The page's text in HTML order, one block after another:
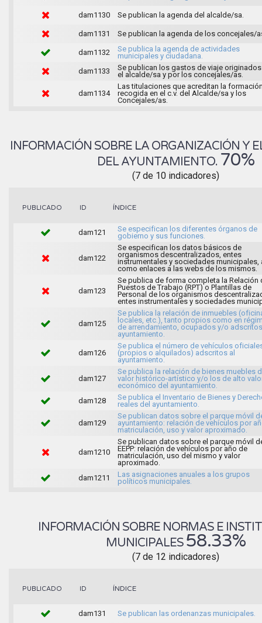
dam1130 Se publican la agenda del alcalde/sa.
dam1131 Se publican la agenda de los concejales/
dam1132
Se publica la agenda de actividades
municipales y ciudadana.
dam1133
Se publican los gastos de viaje
el alcalde/sa y por los concejales/as.
dam1134
Las titulaciones que acreditan la
recogida en el c.v. del Alcalde/sa y los
Concejales/as.
INFORMACIÓN SOBRE LA ORGANIZACIÓN Y
DEL AYUNTAMIENTO. 70%
(7 de 10 indicadores)
PUBLICADO ID ÍNDICE
dam121
Se especifican los diferentes órganos de
gobierno y sus funciones.
dam122
Se especifican los datos básicos de
organismos descentralizados, entes
instrumentales y sociedades municipales,
como enlaces a las webs de los mismos.
dam123
Se publica de forma completa la Relación
Puestos de Trabajo (RPT) o Plantillas de
Personal de los organismos
entes instrumentales y sociedades
dam125
Se publica la relación de inmuebles
locales, etc.), tanto propios como en
de arrendamiento, ocupados y/o
ayuntamiento.
dam126
Se publica el número de vehículos
(propios o alquilados) adscritos al
ayuntamiento.
dam127
Se publica la relación de bienes muebles
valor histórico-artístico y/o los de alto
económico del ayuntamiento.
dam128
Se publica el Inventario de Bienes y
reales del ayuntamiento.
dam129
Se publican datos sobre el parque móvil
ayuntamiento: relación de vehículos por
matriculación, uso y valor aproximado.
dam1210
Se publican datos sobre el parque móvil
EEPP: relación de vehículos por año de
matriculación, uso del mismo y valor
aproximado.
dam1211
Las asignaciones anuales a los grupos
políticos municipales.
INFORMACIÓN SOBRE NORMAS E
MUNICIPALES 58.33%
(7 de 12 indicadores)
PUBLICADO ID ÍNDICE
dam131 Se publican las ordenanzas municipales.